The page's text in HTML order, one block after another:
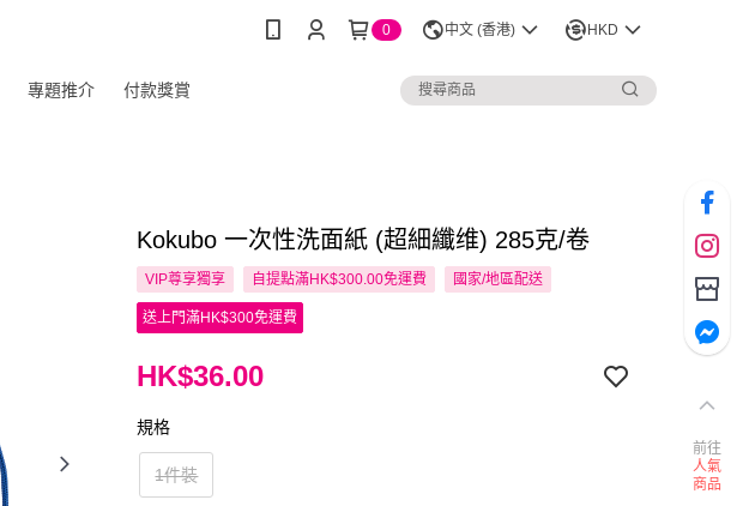
0 中文 (香港) HKD
專題推介 付款獎賞
Kokubo 一次性洗面紙 (超細纖维) 285克/卷
VIP尊享獨享 自提點滿HK$300.00免運費 國家/地區配送
送上門滿HK$300免運費
HK$36.00
規格
1件裝
前往
人氣
商品